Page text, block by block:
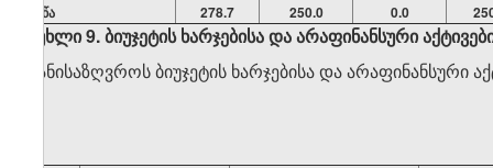
მიწა 278.7 250.0 0.0
მუხლი 9. ბიუჯეტის ხარჯებისა და არაფინანსური
განისაზღვროს ბიუჯეტის ხარჯებისა და